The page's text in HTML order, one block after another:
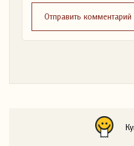
Отправить комментарий